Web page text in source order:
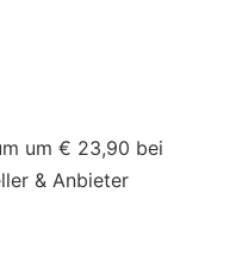
um € 23,90 bei
& Anbieter